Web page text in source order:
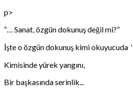
p>
“… Sanat, özgün dokunuş değil mi?”
İşte o özgün dokunuş kimi okuyucuda
Kimisinde yürek yangını,
Bir başkasında serinlik...